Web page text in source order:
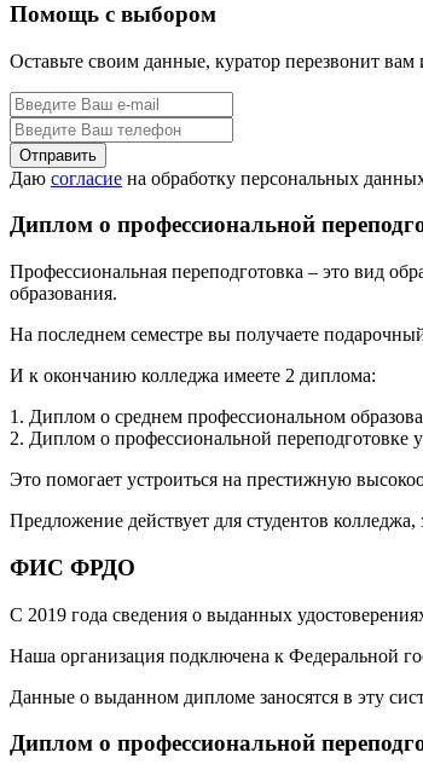
Помощь с выбором
Оставьте своим данные, куратор перезвонит
Даю согласие на обработку персональных
Диплом о профессиональной
Профессиональная переподготовка – это вид
образования.
На последнем семестре вы получаете
И к окончанию колледжа имеете 2 диплома:
1. Диплом о среднем профессиональном
2. Диплом о профессиональной переподготовке
Это помогает устроиться на престижную
Предложение действует для студентов
ФИС ФРДО
С 2019 года сведения о выданных
Наша организация подключена к Федеральной
Данные о выданном дипломе заносятся в эту
Диплом о профессиональной